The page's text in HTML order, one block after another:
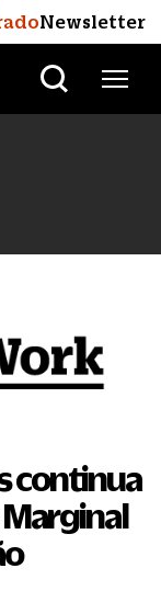
Newsletter
continua
Marginal